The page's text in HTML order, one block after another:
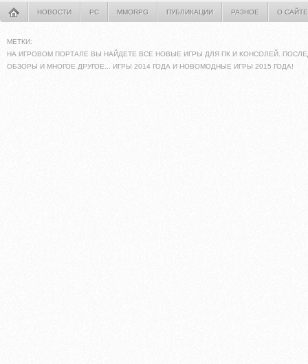
НОВОСТИ PC MMORPG ПУБЛИКАЦИИ РАЗНОЕ О САЙТЕ
МЕТКИ:
НА ИГРОВОМ ПОРТАЛЕ ВЫ НАЙДЕТЕ ВСЕ НОВЫЕ ИГРЫ ДЛЯ ПК И КОНСОЛЕЙ.
ОБЗОРЫ И МНОГОЕ ДРУГОЕ... ИГРЫ 2014 ГОДА И НОВОМОДНЫЕ ИГРЫ 2015 ГОДА!